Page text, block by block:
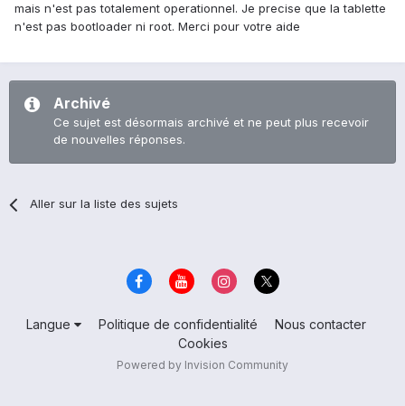
mais n'est pas totalement operationnel. Je precise que la tablette
n'est pas bootloader ni root. Merci pour votre aide
Archivé
Ce sujet est désormais archivé et ne peut plus recevoir
de nouvelles réponses.
Aller sur la liste des sujets
Langue Politique de confidentialité
Nous contacter
Cookies
Powered by Invision Community